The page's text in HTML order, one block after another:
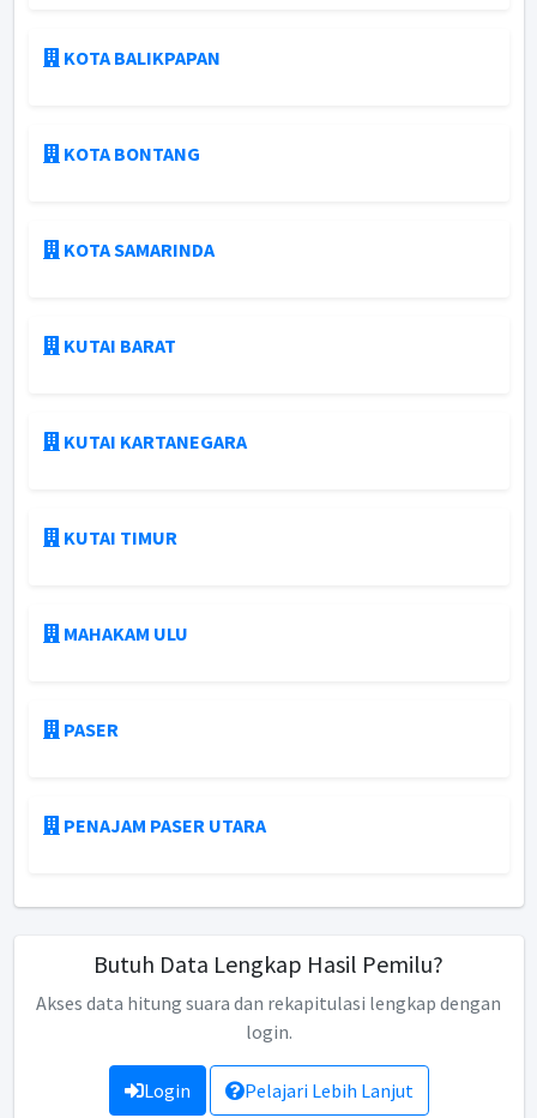
KOTA BALIKPAPAN
KOTA BONTANG
KOTA SAMARINDA
KUTAI BARAT
KUTAI KARTANEGARA
KUTAI TIMUR
MAHAKAM ULU
PASER
PENAJAM PASER UTARA
Butuh Data Lengkap Hasil Pemilu?
Akses data hitung suara dan rekapitulasi lengkap dengan
login.
Login Pelajari Lebih Lanjut